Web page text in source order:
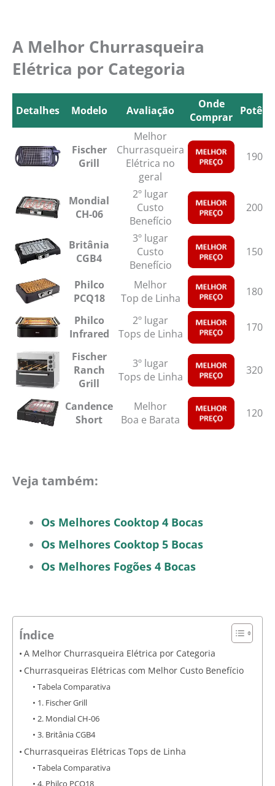
A Melhor Churrasqueira
Elétrica por Categoria
Detalhes Modelo Avaliação
Onde
Comprar
Avaliação
Comprar
Fischer
Grill
Melhor
Churrasqueira
Elétrica no
geral
Mondial
CH-06
2º lugar
Custo
Benefício
Britânia
CGB4
3º lugar
Custo
Benefício
Philco
PCQ18
Melhor
Top de Linha
Philco
Infrared
2º lugar
Tops de Linha
Fischer
Ranch
Grill
3º lugar
Tops de Linha
Candence
Short
Melhor
Boa e Barata
Veja também:
Os Melhores Cooktop 4 Bocas
Os Melhores Cooktop 5 Bocas
Os Melhores Fogões 4 Bocas
Índice
A Melhor Churrasqueira Elétrica por Categoria
Churrasqueiras Elétricas com Melhor Custo Benefício
Tabela Comparativa
1. Fischer Grill
2. Mondial CH-06
3. Britânia CGB4
Churrasqueiras Elétricas Tops de Linha
Tabela Comparativa
4. Philco PCQ18